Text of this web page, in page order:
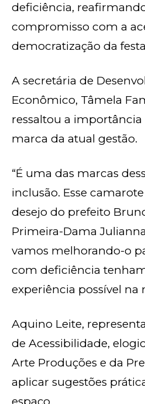
deficiência,
compromisso com a
democratização da
A secretária de
Econômico, Tâmela
ressaltou a
marca da atual gestão.
“É uma das marcas
inclusão. Esse
desejo do prefeito
Primeira-Dama
vamos melhorando-o
com deficiência
experiência possível na
Aquino Leite,
de Acessibilidade,
Arte Produções e da
aplicar sugestões